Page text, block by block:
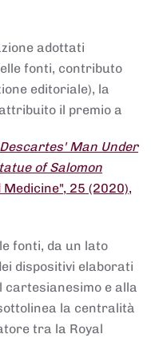
adottati
fonti, contributo
editoriale), la
il premio a
Descartes' Man Under
of Salomon
25 (2020),
fonti, da un lato
dispositivi elaborati
cartesianesimo e alla
la centralità
tra la Royal